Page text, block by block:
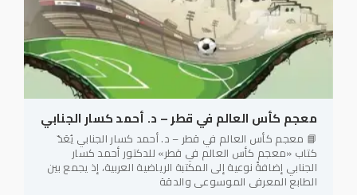
معجم كأس العالم في قطر – د. أحمد كسار الجنابي
📘 معجم كأس العالم في قطر – د. أحمد كسار الجنابي يُعَدّ
كتاب «معجم كأس العالم في قطر» للدكتور أحمد كسار
الجنابي إضافةً نوعية إلى المكتبة الرياضية العربية، إذ يجمع بين
الطابع المعرفي الموسوعي والدقة